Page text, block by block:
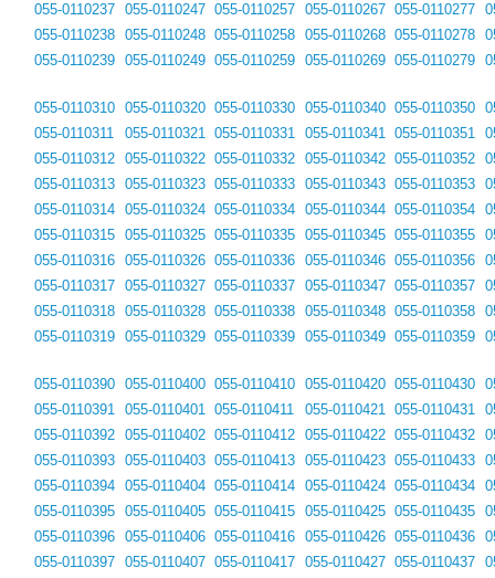
055-0110237
055-0110238
055-0110239
055-0110247
055-0110248
055-0110249
055-0110257
055-0110258
055-0110259
055-0110267
055-0110268
055-0110269
055-0110277
055-0110278
055-0110279
055-0110310
055-0110311
055-0110312
055-0110313
055-0110314
055-0110315
055-0110316
055-0110317
055-0110318
055-0110319
055-0110320
055-0110321
055-0110322
055-0110323
055-0110324
055-0110325
055-0110326
055-0110327
055-0110328
055-0110329
055-0110330
055-0110331
055-0110332
055-0110333
055-0110334
055-0110335
055-0110336
055-0110337
055-0110338
055-0110339
055-0110340
055-0110341
055-0110342
055-0110343
055-0110344
055-0110345
055-0110346
055-0110347
055-0110348
055-0110349
055-0110350
055-0110351
055-0110352
055-0110353
055-0110354
055-0110355
055-0110356
055-0110357
055-0110358
055-0110359
055-0110390
055-0110391
055-0110392
055-0110393
055-0110394
055-0110395
055-0110396
055-0110397
055-0110400
055-0110401
055-0110402
055-0110403
055-0110404
055-0110405
055-0110406
055-0110407
055-0110410
055-0110411
055-0110412
055-0110413
055-0110414
055-0110415
055-0110416
055-0110417
055-0110420
055-0110421
055-0110422
055-0110423
055-0110424
055-0110425
055-0110426
055-0110427
055-0110430
055-0110431
055-0110432
055-0110433
055-0110434
055-0110435
055-0110436
055-0110437